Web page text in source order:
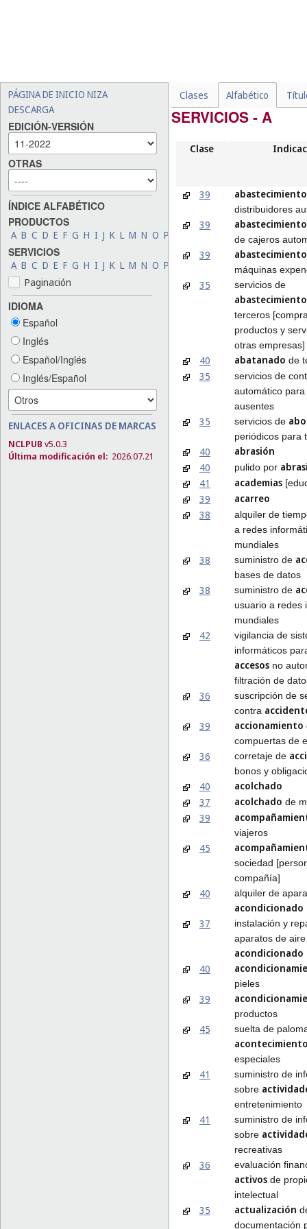
PÁGINA DE INICIO NIZA
DESCARGA
EDICIÓN-VERSIÓN
OTRAS
ÍNDICE ALFABÉTICO
PRODUCTOS
A B C D E F G H I J K L M N O P W
SERVICIOS
A B C D E F G H I J K L M N O P W
Paginación
IDIOMA
Español
Inglés
Español/Inglés
Inglés/Español
ENLACES A OFICINAS DE MARCAS
NCLPUB v5.0.3
Última modificación el: 2026.07.21
Clases Alfabético
SERVICIOS - A
Clase
39 abastecimiento
distribuidores
39 abastecimiento
de cajeros
39 abastecimiento
máquinas
35 servicios de
abastecimiento
terceros
productos y
otras empresas]
40 abatanado de
35
servicios de
automático para
ausentes
35 servicios de
periódicos para
40
abrasión
40
pulido por
41
academias
39
acarreo
38
alquiler de
a redes
mundiales
38 suministro de
bases de datos
38 suministro de
usuario a redes
mundiales
42
vigilancia de
informáticos
accesos no
filtración de
36
suscripción de
contra
39
accionamiento
compuertas de
36 corretaje de
bonos y
40
acolchado
37
acolchado de
39
viajeros
45
sociedad
compañía]
40 alquiler de
acondicionado
37
instalación y
aparatos de aire
acondicionado
40
pieles
39
productos
45 suelta de
especiales
41
suministro de
sobre
entretenimiento
41
suministro de
sobre
recreativas
36 evaluación
activos de
intelectual
35 actualización
documentación